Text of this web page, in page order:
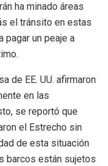
ha minado áreas
el tránsito en estas
pagar un peaje a
de EE. UU. afirmaron
en las
se reportó que
el Estrecho sin
de esta situación
barcos están sujetos